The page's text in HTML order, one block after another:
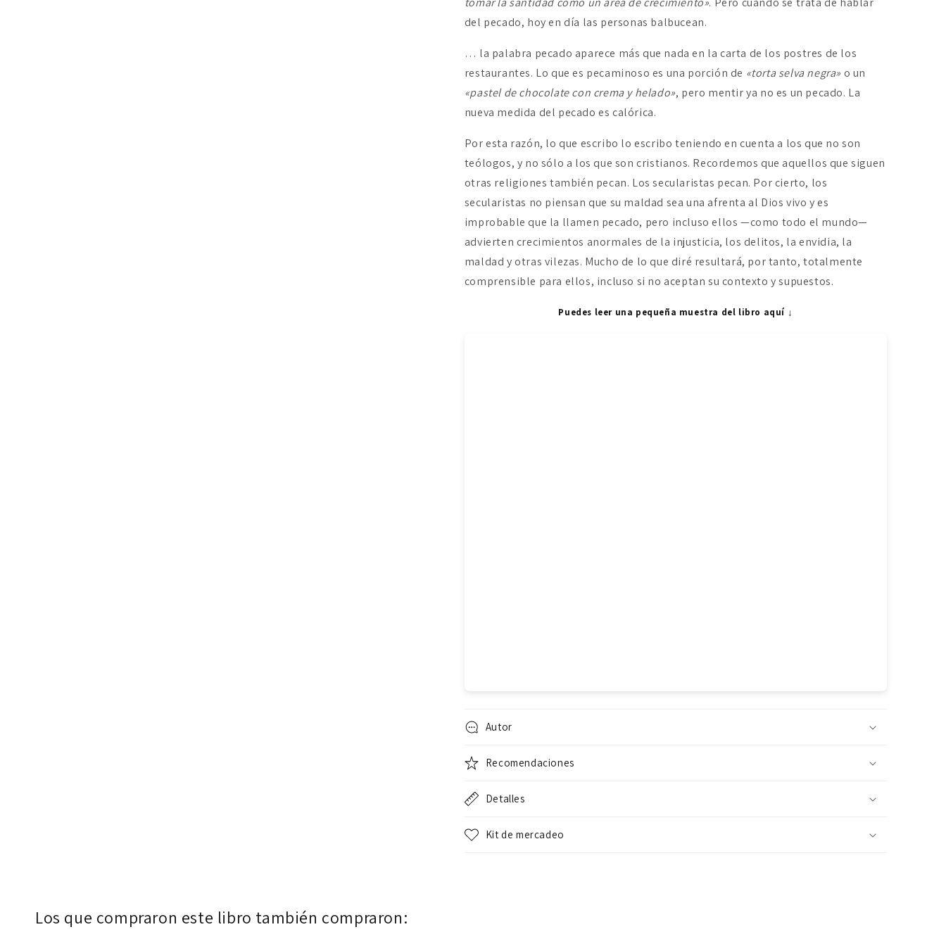
del pecado, hoy en día las personas balbucean.
… la palabra pecado aparece más que nada en la carta de los postres de los
restaurantes. Lo que es pecaminoso es una porción de «torta selva negra» o un
«pastel de chocolate con crema y helado», pero mentir ya no es un pecado. La
nueva medida del pecado es calórica.
Por esta razón, lo que escribo lo escribo teniendo en cuenta a los que no son
teólogos, y no sólo a los que son cristianos. Recordemos que aquellos que siguen
otras religiones también pecan. Los secularistas pecan. Por cierto, los
secularistas no piensan que su maldad sea una afrenta al Dios vivo y es
improbable que la llamen pecado, pero incluso ellos —como todo el mundo—
advierten crecimientos anormales de la injusticia, los delitos, la envidia, la
maldad y otras vilezas. Mucho de lo que diré resultará, por tanto, totalmente
comprensible para ellos, incluso si no aceptan su contexto y supuestos.
Puedes leer una pequeña muestra del libro aquí ↓
Autor
Recomendaciones
Detalles
Kit de mercadeo
Los que compraron este libro también compraron: